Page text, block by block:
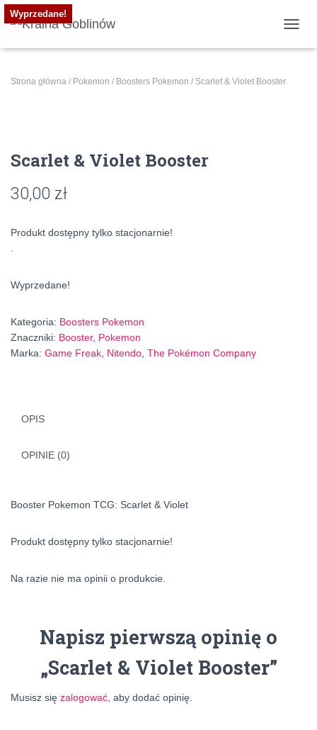
Strona główna / Pokemon / Boosters Pokemon / Scarlet & Violet Booster
Wyprzedane!
Scarlet & Violet Booster
30,00 zł
Produkt dostępny tylko stacjonarnie!
Wyprzedane!
Kategoria: Boosters Pokemon
Znaczniki: Booster, Pokemon
Marka: Game Freak Nitendo The Pokémon Company
OPIS
OPINIE (0)
Booster Pokemon TCG: Scarlet & Violet
Produkt dostępny tylko stacjonarnie!
Na razie nie ma opinii o produkcie.
Napisz pierwszą opinię o
„Scarlet & Violet Booster”
Musisz się zalogować , aby dodać opinię.